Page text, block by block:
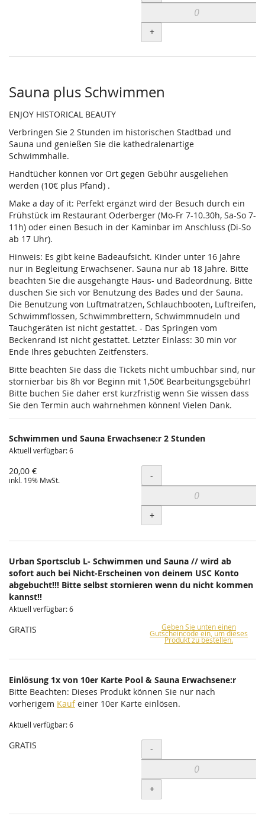
+
Sauna plus Schwimmen
ENJOY HISTORICAL BEAUTY
Verbringen Sie 2 Stunden im historischen Stadtbad und
Sauna und genießen Sie die kathedralenartige
Schwimmhalle.
Handtücher können vor Ort gegen Gebühr ausgeliehen
werden (10€ plus Pfand) .
Make a day of it: Perfekt ergänzt wird der Besuch durch ein
Frühstück im Restaurant Oderberger (Mo-Fr 7-10.30h, Sa-So 7-
11h) oder einen Besuch in der Kaminbar im Anschluss (Di-So
ab 17 Uhr).
Hinweis: Es gibt keine Badeaufsicht. Kinder unter 16 Jahre
nur in Begleitung Erwachsener. Sauna nur ab 18 Jahre. Bitte
beachten Sie die ausgehängte Haus- und Badeordnung. Bitte
duschen Sie sich vor Benutzung des Bades und der Sauna.
Die Benutzung von Luftmatratzen, Schlauchbooten, Luftreifen,
Schwimmflossen, Schwimmbrettern, Schwimmnudeln und
Tauchgeräten ist nicht gestattet. - Das Springen vom
Beckenrand ist nicht gestattet. Letzter Einlass: 30 min vor
Ende Ihres gebuchten Zeitfensters.
Bitte beachten Sie dass die Tickets nicht umbuchbar sind, nur
stornierbar bis 8h vor Beginn mit 1,50€ Bearbeitungsgebühr!
Bitte buchen Sie daher erst kurzfristig wenn Sie wissen dass
Sie den Termin auch wahrnehmen können! Vielen Dank.
Schwimmen und Sauna Erwachsene:r 2 Stunden
Aktuell verfügbar: 6
20,00 €
inkl. 19% MwSt. Menge
-
+
Urban Sportsclub L- Schwimmen und Sauna // wird ab
sofort auch bei Nicht-Erscheinen von deinem USC Konto
abgebucht!!! Bitte selbst stornieren wenn du nicht kommen
kannst!!
Aktuell verfügbar: 6
GRATIS Geben Sie unten einen
Gutscheincode ein, um dieses
Produkt zu bestellen.
Einlösung 1x von 10er Karte Pool & Sauna Erwachsene:r
Bitte Beachten: Dieses Produkt können Sie nur nach
vorherigem Kaufeiner 10er Karte einlösen.
Aktuell verfügbar: 6
GRATIS Menge
-
+